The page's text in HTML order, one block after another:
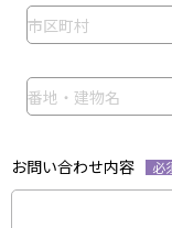
お問い合わせ内容 必